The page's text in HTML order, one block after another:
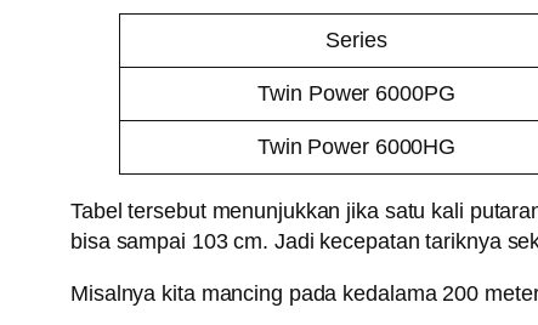
Series
Twin Power 6000PG
Twin Power 6000HG
Tabel tersebut menunjukkan jika satu kali
bisa sampai 103 cm. Jadi kecepatan tariknya
Misalnya kita mancing pada kedalama 200